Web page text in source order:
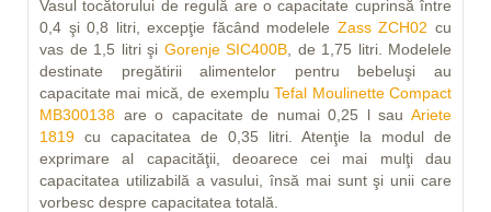
Vasul tocătorului de regulă are o capacitate cuprinsă între
0,4 şi 0,8 litri, excepţie făcând modelele Zass ZCH02 cu
vas de 1,5 litri şi Gorenje SIC400B , de 1,75 litri. Modelele
destinate pregătirii alimentelor pentru bebeluşi au
capacitate mai mică, de exempluTefal Moulinette Compact
MB300138 are o capacitate de numai 0,25 l sau Ariete
1819 cu capacitatea de 0,35 litri. Atenţie la modul de
exprimare al capacităţii, deoarece cei mai mulţi dau
capacitatea utilizabilă a vasului, însă mai sunt şi unii care
vorbesc despre capacitatea totală.